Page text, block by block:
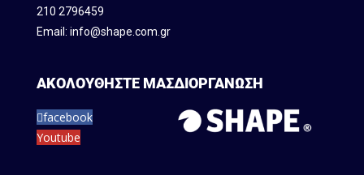
210 2796459
Email: info@shape.com.gr
ΑΚΟΛΟΥΘΗΣΤΕ ΜΑΣ
facebook
Youtube
ΔΙΟΡΓΑΝΩΣΗ